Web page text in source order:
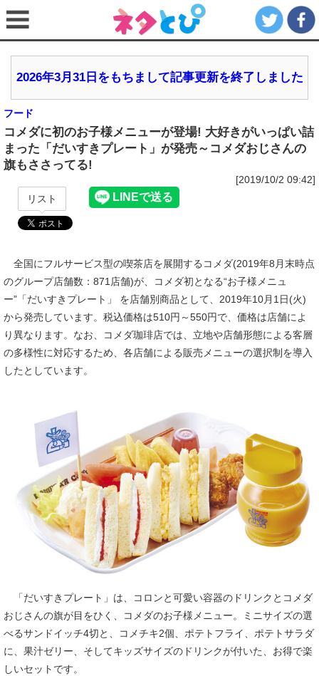
2026年3月31日をもちまして記事更新を終了しました
フード
コメダに初のお子様メニューが登場! 大好きがいっぱい詰
まった「だいすきプレート」が発売～コメダおじさんの
旗もささってる!
[2019/10/2 09:42]
リスト
全国にフルサービス型の喫茶店を展開するコメダ(2019年8月末時点
のグループ店舗数：871店舗)が、コメダ初となる“お子様メニュ
ー”「だいすきプレート」 を店舗別商品として、2019年10月1日(火)
から発売しています。税込価格は510円～550円で、価格は店舗によ
り異なります。なお、コメダ珈琲店では、立地や店舗形態による客層
の多様性に対応するため、各店舗による販売メニューの選択制を導入
したとしています。
「だいすきプレート」は、コロンと可愛い容器のドリンクとコメダ
おじさんの旗が目をひく、コメダのお子様メニュー。ミニサイズの選
べるサンドイッチ4切と、コメチキ2個、ポテトフライ、ポテトサラダ
に、果汁ゼリー、そしてキッズサイズのドリンクが付いた、お得で楽
しいセットです。